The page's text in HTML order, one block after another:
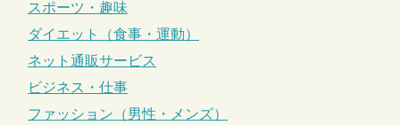
スポーツ・趣味
ダイエット（食事・運動）
ネット通販サービス
ビジネス・仕事
ファッション（男性・メンズ）